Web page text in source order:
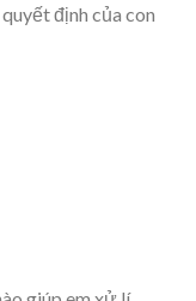
định của con